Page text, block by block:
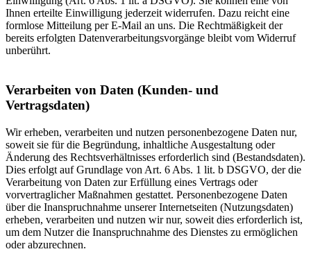
Ihnen erteilte Einwilligung jederzeit widerrufen. Dazu reicht eine
formlose Mitteilung per E-Mail an uns. Die Rechtmäßigkeit der
bereits erfolgten Datenverarbeitungsvorgänge bleibt vom Widerruf
unberührt.
Verarbeiten von Daten (Kunden- und
Vertragsdaten)
Wir erheben, verarbeiten und nutzen personenbezogene Daten nur,
soweit sie für die Begründung, inhaltliche Ausgestaltung oder
Änderung des Rechtsverhältnisses erforderlich sind (Bestandsdaten).
Dies erfolgt auf Grundlage von Art. 6 Abs. 1 lit. b DSGVO, der die
Verarbeitung von Daten zur Erfüllung eines Vertrags oder
vorvertraglicher Maßnahmen gestattet. Personenbezogene Daten
über die Inanspruchnahme unserer Internetseiten (Nutzungsdaten)
erheben, verarbeiten und nutzen wir nur, soweit dies erforderlich ist,
um dem Nutzer die Inanspruchnahme des Dienstes zu ermöglichen
oder abzurechnen.